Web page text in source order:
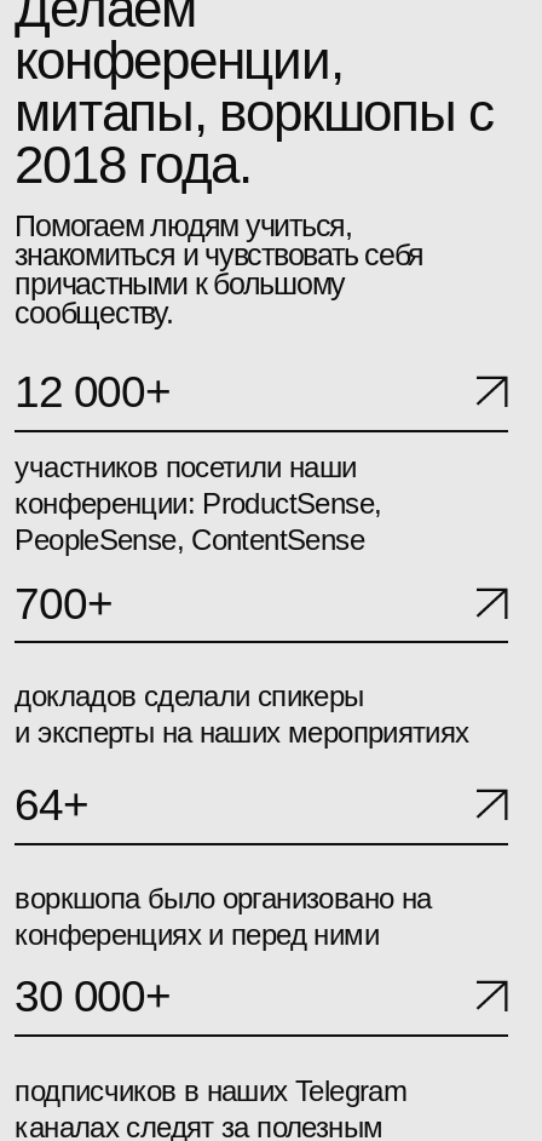
воркшопа было организовано на
конференциях и перед ними
подписчиков в наших Telegram
каналах следят за полезным
контентом по менеджменту продуктов
30 000+
раз был прослушан наш подкаст make
sense
3 000 000+
Что о нас говорят
Очень понравились доклады
увлекательно, по делу.
Которых в первую очередь
на конференцию привело
опытом, а не достижение
каких-то карьерных целей —
общности, желание
продолжить общение.